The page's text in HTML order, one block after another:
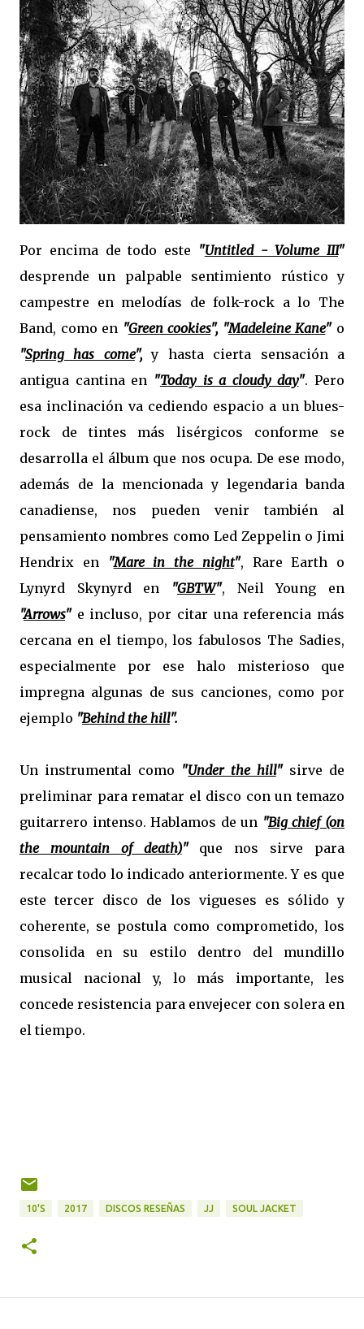
Por encima de todo este "Untitled - Volume III"
desprende un palpable sentimiento rústico y
campestre en melodías de folk-rock a lo The
Band, como en "Green cookies", "Madeleine Kane" o
"Spring has come",y hasta cierta sensación a
antigua cantina en "Today is a cloudy day". Pero
esa inclinación va cediendo espacio a un blues-
rock de tintes más lisérgicos conforme se
desarrolla el álbum que nos ocupa. De ese modo,
además de la mencionada y legendaria banda
canadiense, nos pueden venir también al
pensamiento nombres como Led Zeppelin o Jimi
Hendrix en
"Mare in the night", Rare Earth o
Lynyrd Skynyrd en "GBTW", Neil Young en
"Arrows"e incluso, por citar una referencia más
cercana en el tiempo, los fabulosos The Sadies,
especialmente por ese halo misterioso que
impregna algunas de sus canciones, como por
ejemplo "Behind the hill".
Un instrumental como "Under the hill"sirve de
preliminar para rematar el disco con un temazo
guitarrero intenso. Hablamos de un "Big chief (on
the mountain of death)"que nos sirve para
recalcar todo lo indicado anteriormente. Y es que
este tercer disco de los vigueses es sólido y
coherente, se postula como comprometido, los
consolida en su estilo dentro del mundillo
musical nacional y, lo más importante, les
concede resistencia para envejecer con solera en
el tiempo.
10'S 2017 DISCOS RESEÑAS JJ SOUL JACKET